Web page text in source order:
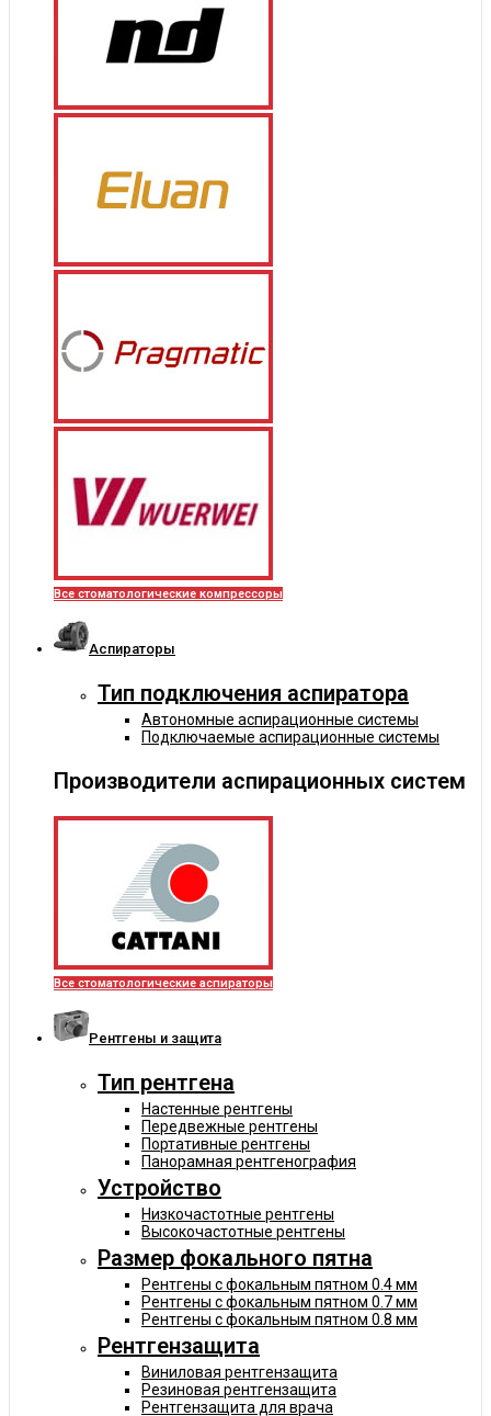
Все стоматологические компрессоры
Аспираторы
Тип подключения аспиратора
Автономные аспирационные системы
Подключаемые аспирационные системы
Производители аспирационных систем
Все стоматологические аспираторы
Рентгены и защита
Тип рентгена
Настенные рентгены
Передвежные рентгены
Портативные рентгены
Панорамная рентгенография
Устройство
Низкочастотные рентгены
Высокочастотные рентгены
Размер фокального пятна
Рентгены с фокальным пятном 0.4 мм
Рентгены с фокальным пятном 0.7 мм
Рентгены с фокальным пятном 0.8 мм
Рентгензащита
Виниловая рентгензащита
Резиновая рентгензащита
Рентгензащита для врача